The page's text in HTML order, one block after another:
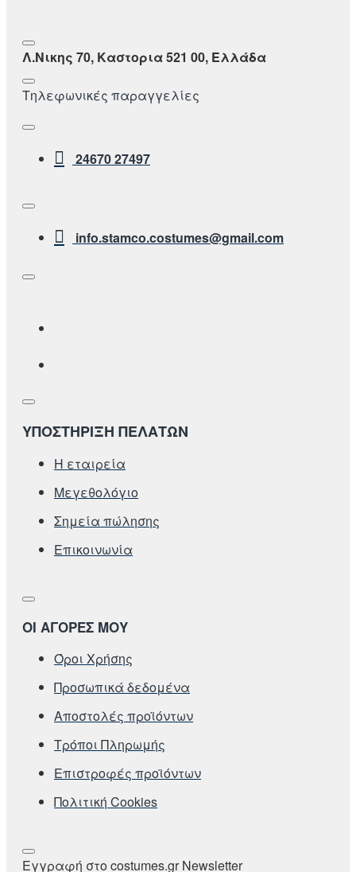
Λ.Νικης 70, Καστορια 521 00, Ελλάδα
Τηλεφωνικές παραγγελίες
24670 27497
info.stamco.costumes@gmail.com
ΥΠΟΣΤΗΡΙΞΗ ΠΕΛΑΤΩΝ
Η εταιρεία
Μεγεθολόγιο
Σημεία πώλησης
Επικοινωνία
ΟΙ ΑΓΟΡΕΣ ΜΟΥ
Όροι Χρήσης
Προσωπικά δεδομένα
Αποστολές προϊόντων
Τρόποι Πληρωμής
Επιστροφές προϊόντων
Πολιτική Cookies
Εγγραφή στο costumes.gr Newsletter